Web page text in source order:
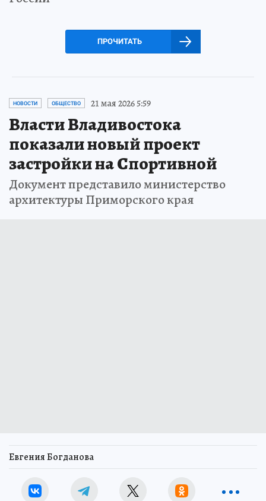
ПРОЧИТАТЬ
НОВОСТИ ОБЩЕСТВО 21 мая 2026 5:59
Власти Владивостока
показали новый проект
застройки на Спортивной
Документ представило министерство
архитектуры Приморского края
Евгения Богданова